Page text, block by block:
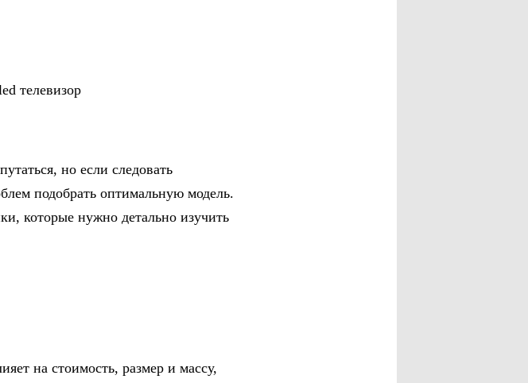
но если следовать
подобрать оптимальную модель.
которые нужно детально изучить
на стоимость, размер и массу,